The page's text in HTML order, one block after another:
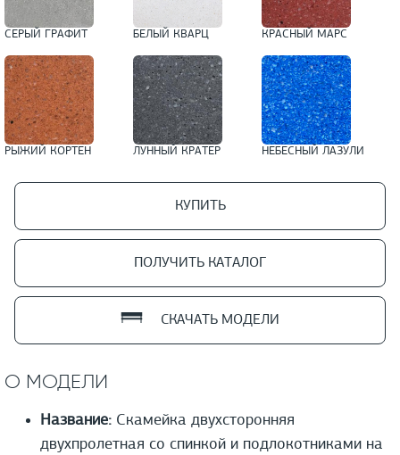
СЕРЫЙ ГРАФИТ БЕЛЫЙ КВАРЦ КРАСНЫЙ МАРС
РЫЖИЙ КОРТЕН ЛУННЫЙ КРАТЕР НЕБЕСНЫЙ ЛАЗУЛИ
КУПИТЬ
ПОЛУЧИТЬ КАТАЛОГ
СКАЧАТЬ МОДЕЛИ
О МОДЕЛИ
Название: Скамейка двухсторонняя
двухпролетная со спинкой и подлокотниками на